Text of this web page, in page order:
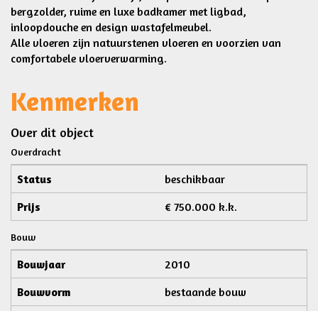
bergzolder, ruime en luxe badkamer met ligbad,
inloopdouche en design wastafelmeubel.
Alle vloeren zijn natuurstenen vloeren en voorzien van
comfortabele vloerverwarming.
Kenmerken
Over dit object
Overdracht
Status
beschikbaar
Prijs
€ 750.000 k.k.
Bouw
Bouwjaar
2010
Bouwvorm
bestaande bouw